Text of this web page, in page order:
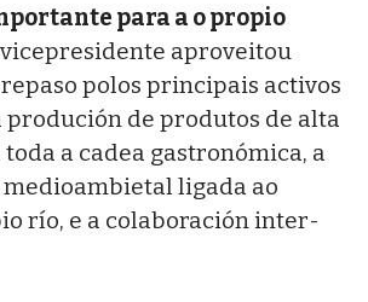
para a o propio
vicepresidente aproveitou
polos principais activos
produción de produtos de alta
a cadea gastronómica, a
ligada ao
río, e a colaboración inter-